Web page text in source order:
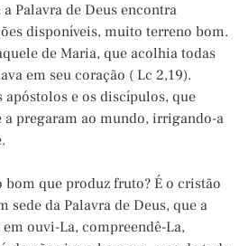
Palavra de Deus encontra
disponíveis, muito terreno bom.
de Maria, que acolhia todas
em seu coração ( Lc 2,19).
apóstolos e os discípulos, que
a pregaram ao mundo, irrigando-a
bom que produz fruto? É o cristão
sede da Palavra de Deus, que a
ouvi-La, compreendê-La,